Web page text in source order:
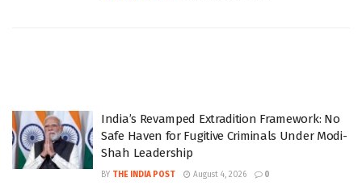
India’s Revamped Extradition Framework: No
Safe Haven for Fugitive Criminals Under Modi-
Shah Leadership
BY THE INDIA POST August 4, 2026 0